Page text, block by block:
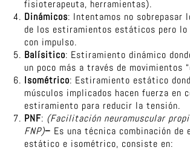
fisioterapeuta, herramientas).
Dinámicos: Intentamos no sobrepasar
de los estiramientos estáticos pero lo
con impulso.
Balísitico: Estiramiento dinámico
un poco más a través de movimientos
Isométrico: Estiramiento estático
músculos implicados hacen fuerza en
estiramiento para reducir la tensión.
PNF: (Facilitación neuromuscular
FNP)– Es una técnica combinación de
estático e isométrico, consiste en: